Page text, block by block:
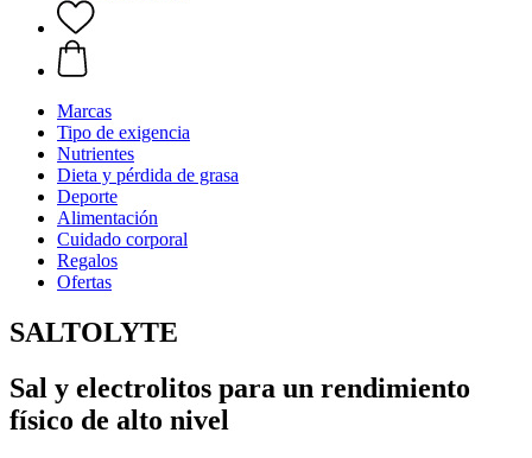
Marcas
Tipo de exigencia
Nutrientes
Dieta y pérdida de grasa
Deporte
Alimentación
Cuidado corporal
Regalos
Ofertas
SALTOLYTE
Sal y electrolitos para un rendimiento
físico de alto nivel